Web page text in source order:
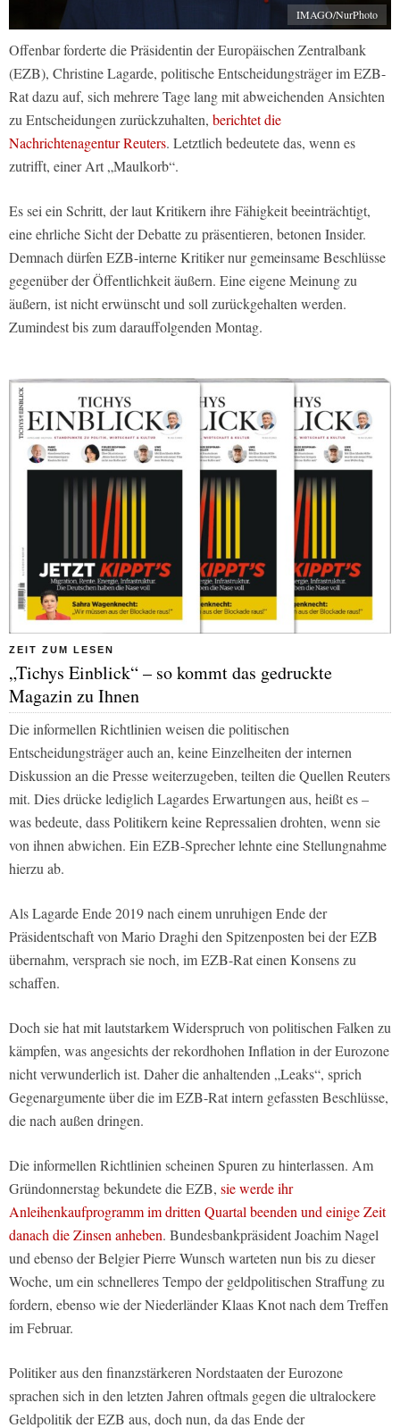
IMAGO/NurPhoto
Offenbar forderte die Präsidentin der Europäischen Zentralbank
(EZB), Christine Lagarde, politische Entscheidungsträger im EZB-
Rat dazu auf, sich mehrere Tage lang mit abweichenden Ansichten
zu Entscheidungen zurückzuhalten, berichtet die
Nachrichtenagentur Reuters. Letztlich bedeutete das, wenn es
zutrifft, einer Art „Maulkorb“.
Es sei ein Schritt, der laut Kritikern ihre Fähigkeit beeinträchtigt,
eine ehrliche Sicht der Debatte zu präsentieren, betonen Insider.
Demnach dürfen EZB-interne Kritiker nur gemeinsame Beschlüsse
gegenüber der Öffentlichkeit äußern. Eine eigene Meinung zu
äußern, ist nicht erwünscht und soll zurückgehalten werden.
Zumindest bis zum darauffolgenden Montag.
ZEIT ZUM LESEN
„Tichys Einblick“ – so kommt das gedruckte
Magazin zu Ihnen
Die informellen Richtlinien weisen die politischen
Entscheidungsträger auch an, keine Einzelheiten der internen
Diskussion an die Presse weiterzugeben, teilten die Quellen Reuters
mit. Dies drücke lediglich Lagardes Erwartungen aus, heißt es –
was bedeute, dass Politikern keine Repressalien drohten, wenn sie
von ihnen abwichen. Ein EZB-Sprecher lehnte eine Stellungnahme
hierzu ab.
Als Lagarde Ende 2019 nach einem unruhigen Ende der
Präsidentschaft von Mario Draghi den Spitzenposten bei der EZB
übernahm, versprach sie noch, im EZB-Rat einen Konsens zu
schaffen.
Doch sie hat mit lautstarkem Widerspruch von politischen Falken zu
kämpfen, was angesichts der rekordhohen Inflation in der Eurozone
nicht verwunderlich ist. Daher die anhaltenden „Leaks“, sprich
Gegenargumente über die im EZB-Rat intern gefassten Beschlüsse,
die nach außen dringen.
Die informellen Richtlinien scheinen Spuren zu hinterlassen. Am
Gründonnerstag bekundete die EZB, sie werde ihr
Anleihenkaufprogramm im dritten Quartal beenden und einige Zeit
danach die Zinsen anheben. Bundesbankpräsident Joachim Nagel
und ebenso der Belgier Pierre Wunsch warteten nun bis zu dieser
Woche, um ein schnelleres Tempo der geldpolitischen Straffung zu
fordern, ebenso wie der Niederländer Klaas Knot nach dem Treffen
im Februar.
Politiker aus den finanzstärkeren Nordstaaten der Eurozone
sprachen sich in den letzten Jahren oftmals gegen die ultralockere
Geldpolitik der EZB aus, doch nun, da das Ende der